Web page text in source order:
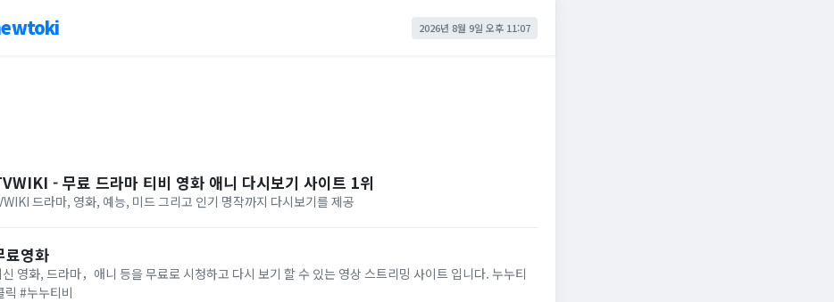
2026년 8월 9일 오후 11:07
- 무료 드라마 티비 영화 애니 다시보기 사이트 1위
드라마, 영화, 예능, 미드 그리고 인기 명작까지 다시보기를 제공
료영화
영화, 드라마，애니 등을 무료로 시청하고 다시 보기 할 수 있는 영상 스트리밍 사이트 입니다. 누누티
릭 #누누티비